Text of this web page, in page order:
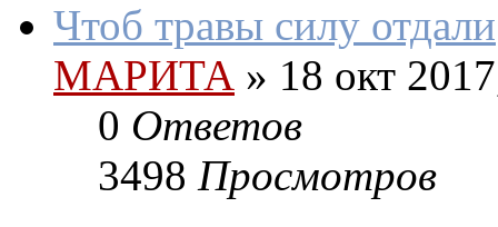
Чтоб травы силу отдали
МАРИТА » 18 окт
0 Ответов
3498 Просмотров